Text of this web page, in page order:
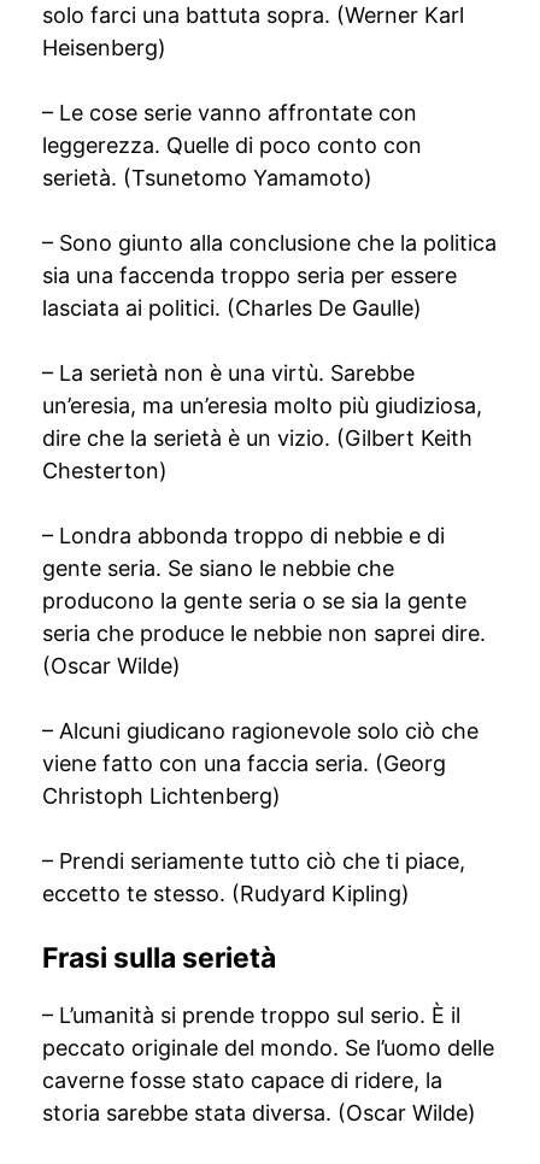
solo farci una battuta sopra. (Werner Karl
Heisenberg)
– Le cose serie vanno affrontate con
leggerezza. Quelle di poco conto con
serietà. (Tsunetomo Yamamoto)
– Sono giunto alla conclusione che la politica
sia una faccenda troppo seria per essere
lasciata ai politici. (Charles De Gaulle)
– La serietà non è una virtù. Sarebbe
un’eresia, ma un’eresia molto più giudiziosa,
dire che la serietà è un vizio. (Gilbert Keith
Chesterton)
– Londra abbonda troppo di nebbie e di
gente seria. Se siano le nebbie che
producono la gente seria o se sia la gente
seria che produce le nebbie non saprei dire.
(Oscar Wilde)
– Alcuni giudicano ragionevole solo ciò che
viene fatto con una faccia seria. (Georg
Christoph Lichtenberg)
– Prendi seriamente tutto ciò che ti piace,
eccetto te stesso. (Rudyard Kipling)
Frasi sulla serietà
– L’umanità si prende troppo sul serio. È il
peccato originale del mondo. Se l’uomo delle
caverne fosse stato capace di ridere, la
storia sarebbe stata diversa. (Oscar Wilde)